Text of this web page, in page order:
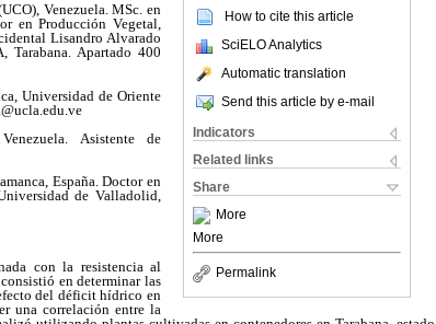
How to cite this article
SciELO Analytics
Automatic translation
Send this article by e-mail
Indicators
Related links
Share
More
More
Permalink
Venezuela. MSc. en
en Producción Vegetal,
Lisandro Alvarado
Tarabana. Apartado 400
Universidad de Oriente
Asistente de
España. Doctor en
de Valladolid,
con la resistencia al
en determinar las
del déficit hídrico en
una correlación entre la